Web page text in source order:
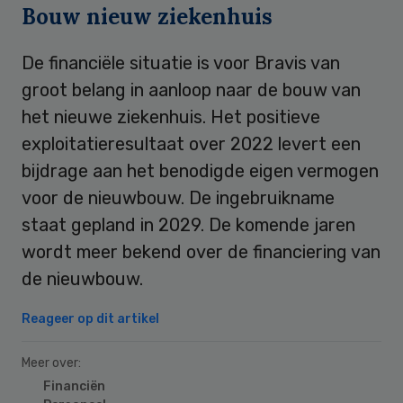
Bouw nieuw ziekenhuis
De financiële situatie is voor Bravis van
groot belang in aanloop naar de bouw van
het nieuwe ziekenhuis. Het positieve
exploitatieresultaat over 2022 levert een
bijdrage aan het benodigde eigen vermogen
voor de nieuwbouw. De ingebruikname
staat gepland in 2029. De komende jaren
wordt meer bekend over de financiering van
de nieuwbouw.
Reageer op dit artikel
Meer over:
Financiën